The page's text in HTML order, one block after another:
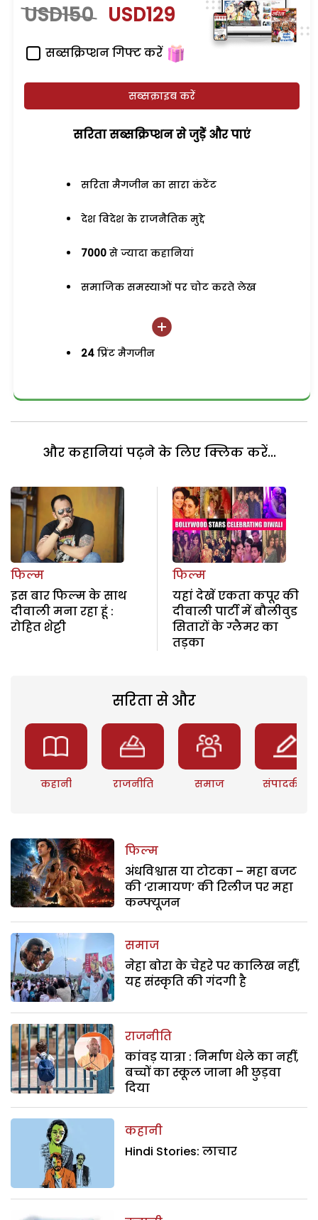
USD150 USD129
सब्सक्रिप्शन गिफ्ट करें
सब्सक्राइब करें
सरिता सब्सक्रिप्शन से जुड़ेें और पाएं
सरिता मैगजीन का सारा कंटेंट
देश विदेश के राजनैतिक मुद्दे
7000 से ज्यादा कहानियां
समाजिक समस्याओं पर चोट करते लेख
24 प्रिंट मैगजीन
और कहानियां पढ़ने के लिए क्लिक करें...
फिल्म
इस बार फिल्म के साथ
दीवाली मना रहा हूं :
रोहित शेट्टी
फिल्म
यहां देखें एकता कपूर की
दीवाली पार्टी में बौलीवुड
सितारों के ग्लैमर का
तड़का
सरिता से और
कहानी राजनीति समाज संपादकीय
फिल्म
अंधविश्वास या टोटका – महा बजट
की ‘रामायण’ की रिलीज पर महा
कन्फ्यूजन
समाज
नेहा बोरा के चेहरे पर कालिख नहीं,
यह संस्कृति की गंदगी है
राजनीति
कांवड़ यात्रा : निर्माण धेले का नहीं,
बच्चों का स्कूल जाना भी छुड़वा
दिया
कहानी
Hindi Stories: लाचार